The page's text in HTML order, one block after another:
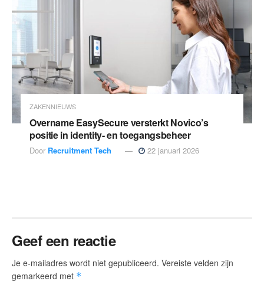
ZAKENNIEUWS
Overname EasySecure versterkt Novico’s
positie in identity- en toegangsbeheer
Door Recruitment Tech 22 januari 2026
Geef een reactie
Je e-mailadres wordt niet gepubliceerd. Vereiste velden zijn
gemarkeerd met *